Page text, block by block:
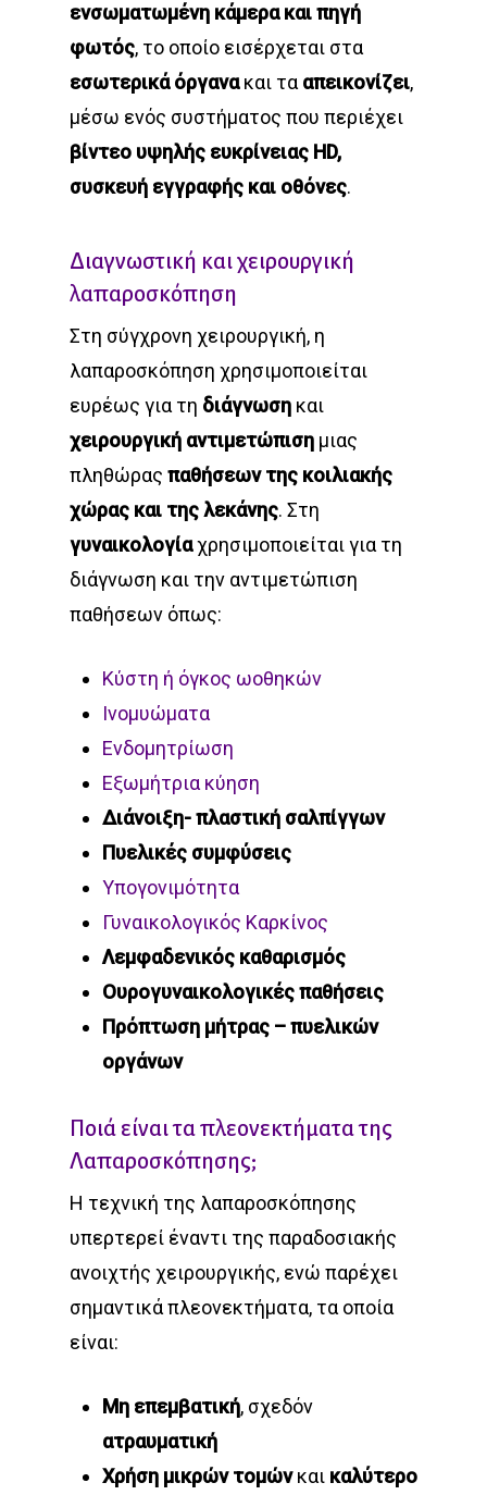
ενσωματωμένη κάμερα και πηγή
φωτός, το οποίο εισέρχεται στα
εσωτερικά όργανακαι τα απεικονίζει,
μέσω ενός συστήματος που περιέχει
βίντεο υψηλής ευκρίνειας HD,
συσκευή εγγραφής και οθόνες.
Διαγνωστική και χειρουργική
λαπαροσκόπηση
Στη σύγχρονη χειρουργική, η
λαπαροσκόπηση χρησιμοποιείται
ευρέως για τη διάγνωση και
χειρουργική αντιμετώπιση μιας
πληθώρας παθήσεων της κοιλιακής
χώρας και της λεκάνης. Στη
γυναικολογίαχρησιμοποιείται για τη
διάγνωση και την αντιμετώπιση
παθήσεων όπως:
Κύστη ή όγκος ωοθηκών
Ινομυώματα
Ενδομητρίωση
Εξωμήτρια κύηση
Διάνοιξη- πλαστική σαλπίγγων
Πυελικές συμφύσεις
Υπογονιμότητα
Γυναικολογικός Καρκίνος
Λεμφαδενικός καθαρισμός
Ουρογυναικολογικές παθήσεις
Πρόπτωση μήτρας – πυελικών
οργάνων
Ποιά είναι τα πλεονεκτήματα της
Λαπαροσκόπησης;
Η τεχνική της λαπαροσκόπησης
υπερτερεί έναντι της παραδοσιακής
ανοιχτής χειρουργικής, ενώ παρέχει
σημαντικά πλεονεκτήματα, τα οποία
είναι:
Μη επεμβατική, σχεδόν
ατραυματική
Χρήση μικρών τομώνκαι καλύτερο